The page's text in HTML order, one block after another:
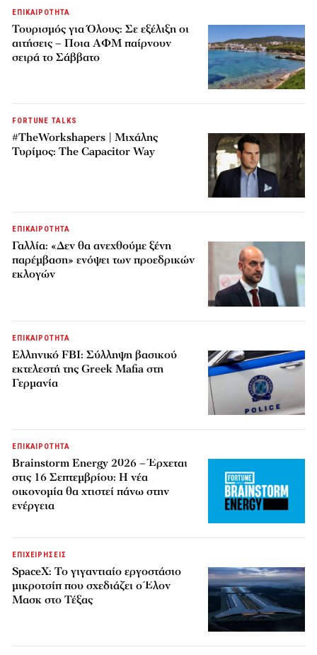
ΕΠΙΚΑΙΡΟΤΗΤΑ
Τουρισμός για Όλους: Σε εξέλιξη οι
αιτήσεις – Ποια ΑΦΜ παίρνουν
σειρά το Σάββατο
FORTUNE TALKS
#TheWorkshapers | Μιχάλης
Τυρίμος: The Capacitor Way
ΕΠΙΚΑΙΡΟΤΗΤΑ
Γαλλία: «Δεν θα ανεχθούμε ξένη
παρέμβαση» ενόψει των προεδρικών
εκλογών
ΕΠΙΚΑΙΡΟΤΗΤΑ
Ελληνικό FBI: Σύλληψη βασικού
εκτελεστή της Greek Mafia στη
Γερμανία
ΕΠΙΚΑΙΡΟΤΗΤΑ
Brainstorm Energy 2026 – Έρχεται
στις 16 Σεπτεμβρίου: Η νέα
οικονομία θα χτιστεί πάνω στην
ενέργεια
ΕΠΙΧΕΙΡΗΣΕΙΣ
SpaceX: Το γιγαντιαίο εργοστάσιο
μικροτσίπ που σχεδιάζει ο Έλον
Μασκ στο Τέξας